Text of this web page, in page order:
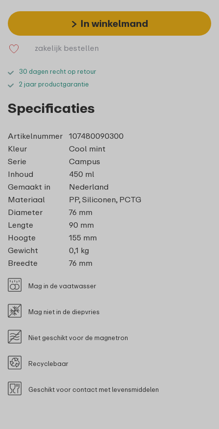
In winkelmand
zakelijk bestellen
30 dagen recht op retour
2 jaar productgarantie
Specificaties
Artikelnummer
107480090300
Kleur
Cool mint
Serie
Campus
Inhoud
450 ml
Gemaakt in
Nederland
Materiaal
PP, Siliconen, PCTG
Diameter
76 mm
Lengte
90 mm
Hoogte
155 mm
Gewicht
0,1 kg
Breedte
76 mm
Mag in de vaatwasser
Mag niet in de diepvries
Niet geschikt voor de magnetron
Recyclebaar
Geschikt voor contact met levensmiddelen